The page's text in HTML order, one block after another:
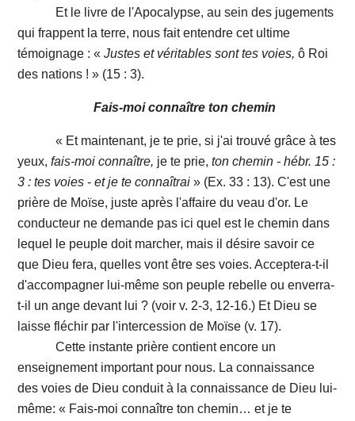
Et le livre de l'Apocalypse, au sein des jugements
qui frappent la terre, nous fait entendre cet ultime
témoignage : «Justes et véritables sont tes voies, ô Roi
des nations ! » (15 : 3).
Fais-moi connaître ton chemin
« Et maintenant, je te prie, si j'ai trouvé grâce à tes
yeux,fais-moi connaître, je te prie,ton chemin - hébr. 15 :
3 : tes voies -et je te connaîtrai» (Ex. 33 : 13). C'est une
prière de Moïse, juste après l'affaire du veau d'or. Le
conducteur ne demande pas ici quel est le chemin dans
lequel le peuple doit marcher, mais il désire savoir ce
que Dieu fera, quelles vont être ses voies. Acceptera-t-il
d'accompagner lui-même son peuple rebelle ou enverra-
t-il un ange devant lui ? (voir v. 2-3, 12-16.) Et Dieu se
laisse fléchir par l'intercession de Moïse (v. 17).
Cette instante prière contient encore un
enseignement important pour nous. La connaissance
des voies de Dieu conduit à la connaissance de Dieu lui-
même: « Fais-moi connaître ton chemin… et je te